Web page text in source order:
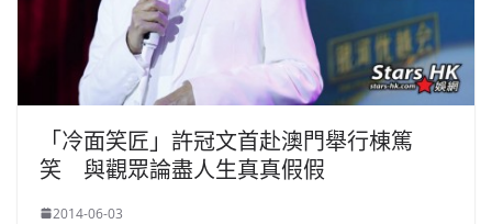
「冷面笑匠」許冠文首赴澳門舉行棟篤
笑 與觀眾論盡人生真真假假
2014-06-03